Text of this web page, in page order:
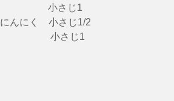
　  　　 小さじ1
んにく　小さじ1/2
　　　　小さじ1